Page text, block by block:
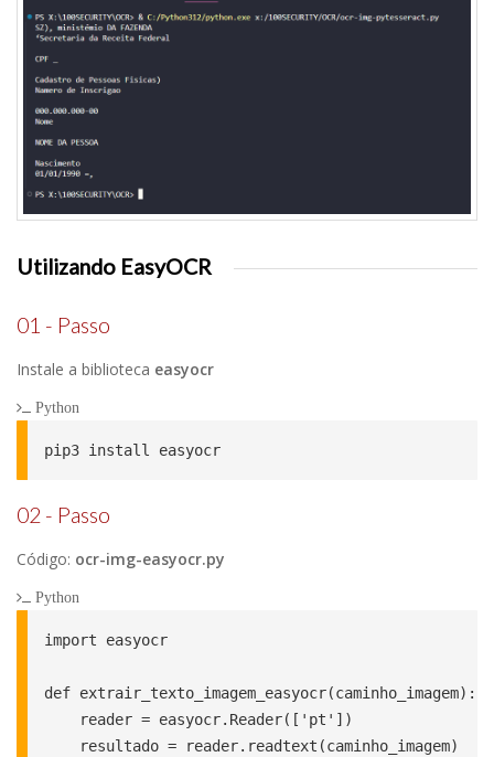
Utilizando EasyOCR
01 - Passo
Instale a biblioteca easyocr
Python
pip3 install easyocr
02 - Passo
Código: ocr-img-easyocr.py
Python
import easyocr
def extrair_texto_imagem_easyocr(caminho_imagem):
    reader = easyocr.Reader(['pt'])
    resultado = reader.readtext(caminho_imagem)